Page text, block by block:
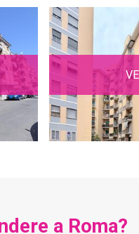
a Roma?